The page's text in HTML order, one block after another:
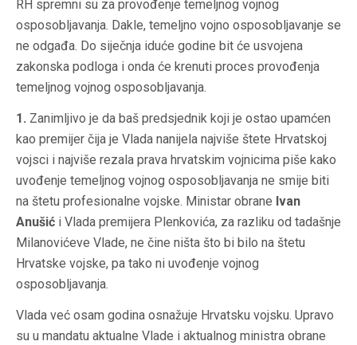
RH spremni su za provođenje temeljnog vojnog
osposobljavanja. Dakle, temeljno vojno osposobljavanje se
ne odgađa. Do siječnja iduće godine bit će usvojena
zakonska podloga i onda će krenuti proces provođenja
temeljnog vojnog osposobljavanja.
1. Zanimljivo je da baš predsjednik koji je ostao upamćen
kao premijer čija je Vlada nanijela najviše štete Hrvatskoj
vojsci i najviše rezala prava hrvatskim vojnicima piše kako
uvođenje temeljnog vojnog osposobljavanja ne smije biti
na štetu profesionalne vojske. Ministar obrane Ivan
Anušić i Vlada premijera Plenkovića, za razliku od tadašnje
Milanovićeve Vlade, ne čine ništa što bi bilo na štetu
Hrvatske vojske, pa tako ni uvođenje vojnog
osposobljavanja.
Vlada već osam godina osnažuje Hrvatsku vojsku. Upravo
su u mandatu aktualne Vlade i aktualnog ministra obrane